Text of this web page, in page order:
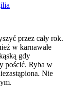
przez cały rok.
w karnawale
gdy
pościć. Ryba w
Nie